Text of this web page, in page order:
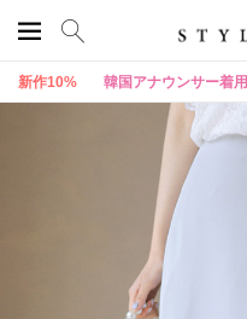
新作10% 韓国アナウンサー着用